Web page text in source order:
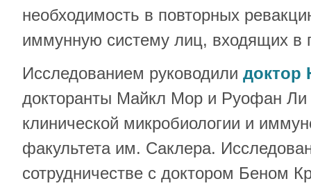
необходимость в повторных
иммунную систему лиц, входящих в
Исследованием руководили доктор
докторанты Майкл Мор и Руофан
клинической микробиологии и
факультета им. Саклера.
сотрудничестве с доктором Беном